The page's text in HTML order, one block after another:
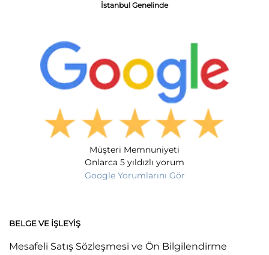
İstanbul Genelinde
Müşteri Memnuniyeti
Onlarca 5 yıldızlı yorum
Google Yorumlarını Gör
BELGE VE İŞLEYIŞ
Mesafeli Satış Sözleşmesi ve Ön Bilgilendirme